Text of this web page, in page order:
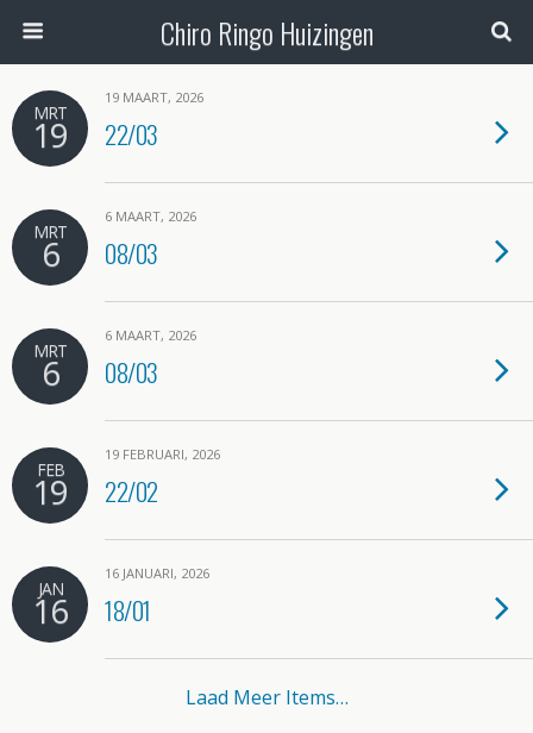
Chiro Ringo Huizingen
MRT
19
19 MAART, 2026
22/03
MRT
6
6 MAART, 2026
08/03
MRT
6
6 MAART, 2026
08/03
FEB
19
19 FEBRUARI, 2026
22/02
JAN
16
16 JANUARI, 2026
18/01
Laad Meer Items…